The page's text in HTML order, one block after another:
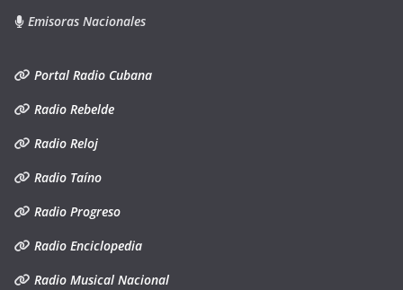
Emisoras Nacionales
Portal Radio Cubana
Radio Rebelde
Radio Reloj
Radio Taíno
Radio Progreso
Radio Enciclopedia
Radio Musical Nacional